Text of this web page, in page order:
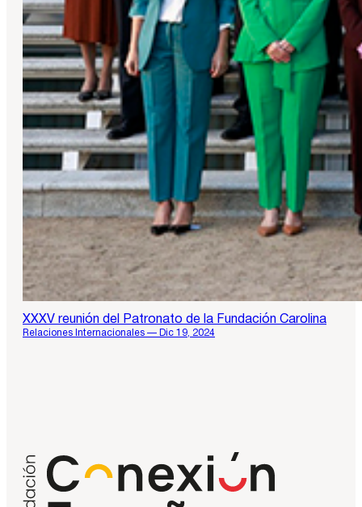
XXXV reunión del Patronato de la Fundación Carolina
Relaciones Internacionales — Dic 19, 2024